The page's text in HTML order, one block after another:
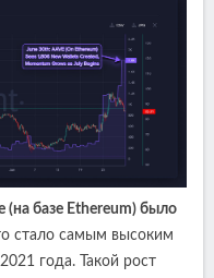
(на базе Ethereum) было
стало самым высоким
года. Такой рост